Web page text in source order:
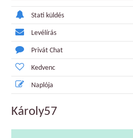
Stati küldés
Levélírás
Privát Chat
Kedvenc
Naplója
Károly57